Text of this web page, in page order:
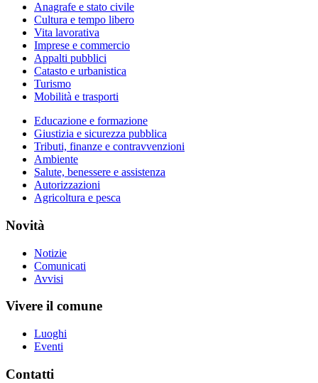
Anagrafe e stato civile
Cultura e tempo libero
Vita lavorativa
Imprese e commercio
Appalti pubblici
Catasto e urbanistica
Turismo
Mobilità e trasporti
Educazione e formazione
Giustizia e sicurezza pubblica
Tributi, finanze e contravvenzioni
Ambiente
Salute, benessere e assistenza
Autorizzazioni
Agricoltura e pesca
Novità
Notizie
Comunicati
Avvisi
Vivere il comune
Luoghi
Eventi
Contatti